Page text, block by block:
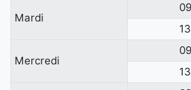
Mardi
Mercredi